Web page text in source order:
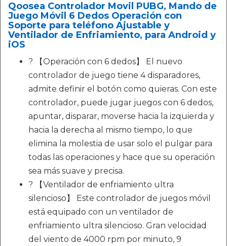
Qoosea Controlador Movil PUBG, Mando de
Juego Móvil 6 Dedos Operación con
Soporte para teléfono Ajustable y
Ventilador de Enfriamiento, para Android y
iOS
? 【Operación con 6 dedos】 El nuevo
controlador de juego tiene 4 disparadores,
admite definir el botón como quieras. Con este
controlador, puede jugar juegos con 6 dedos,
apuntar, disparar, moverse hacia la izquierda y
hacia la derecha al mismo tiempo, lo que
elimina la molestia de usar solo el pulgar para
todas las operaciones y hace que su operación
sea más suave y precisa.
? 【Ventilador de enfriamiento ultra
silencioso】 Este controlador de juegos móvil
está equipado con un ventilador de
enfriamiento ultra silencioso. Gran velocidad
del viento de 4000 rpm por minuto, 9